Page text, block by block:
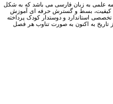
علمی به زبان فارسی می باشد که به شکل
کیفیت، بسط و گسترش حرفه ای آموزش
استاندارد و دوستدار کودک پرداخته
۱۳۹۹ به چاپ رسید واز تاریخ به اکنون به صورت تناوب هر فصل